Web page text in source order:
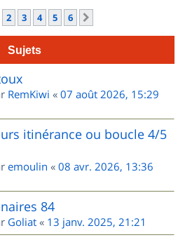
2 3 4 5 6
Sujets
RemKiwi « 07 août 2026, 15:29
itinérance ou boucle 4/5
emoulin « 08 avr. 2026, 13:36
84
Goliat « 13 janv. 2025, 21:21